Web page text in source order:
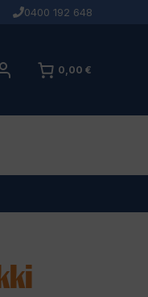
0400 192 648
0,00 €